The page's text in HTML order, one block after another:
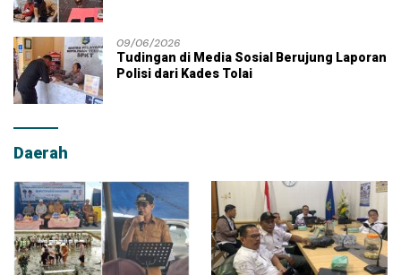
09/06/2026
Tudingan di Media Sosial Berujung Laporan
Polisi dari Kades Tolai
Daerah